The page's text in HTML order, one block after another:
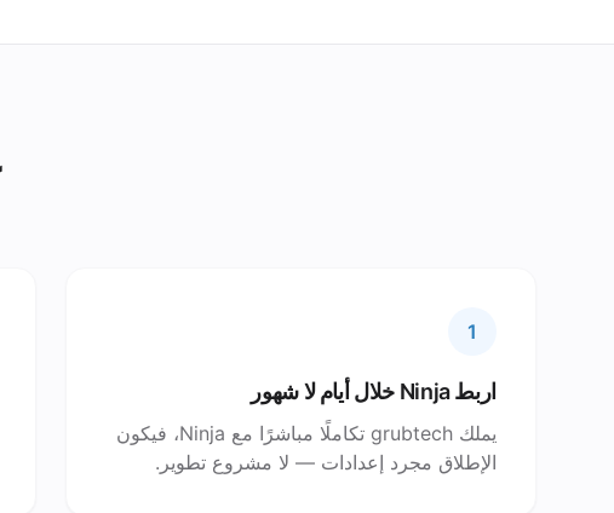
1
اربط Ninja خلال أيام لا شهور
يملك grubtech تكاملًا مباشرًا مع Ninja، فيكون
الإطلاق مجرد إعدادات — لا مشروع تطوير.